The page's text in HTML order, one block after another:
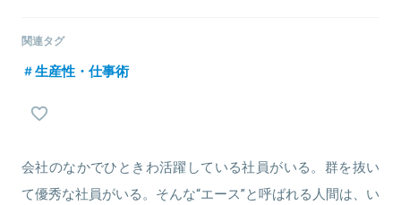
2018年大阪大学を卒業後、新卒でグッドルーム株式会社に入社。広
告主に向けた法人営業を担当。 個人としての営業業務に加え、チー
ム全体の営業戦略立案・推進に従事し昨対比2倍以上の売上アップを
でMRR10倍にグロースさせる。
関連情報をみる
関連タグ
生産性・仕事術
会社のなかでひときわ活躍している社員がいる。群を抜い
て優秀な社員がいる。そんな“エース”と呼ばれる人間は、い